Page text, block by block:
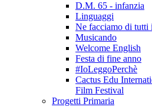
D.M. 65 - infanzia
Linguaggi
Ne facciamo di tutti
Musicando
Welcome English
Festa di fine anno
#IoLeggoPerchè
Cactus Edu
Film Festival
Progetti Primaria